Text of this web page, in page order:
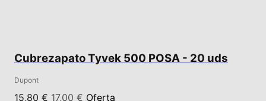
Cubrezapato Tyvek 500 POSA - 20 uds
Dupont
15,80 € 17,00 € Oferta